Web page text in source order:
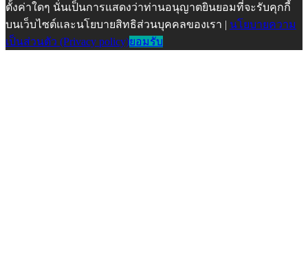
ตั้งค่าใดๆ นั่นเป็นการแสดงว่าท่านอนุญาตยินยอมที่จะรับคุกกี้
บนเว็บไซต์และนโยบายสิทธิส่วนบุคคลของเรา | นโยบายความ
เป็นส่วนตัว (Privacy policy)ยอมรับ